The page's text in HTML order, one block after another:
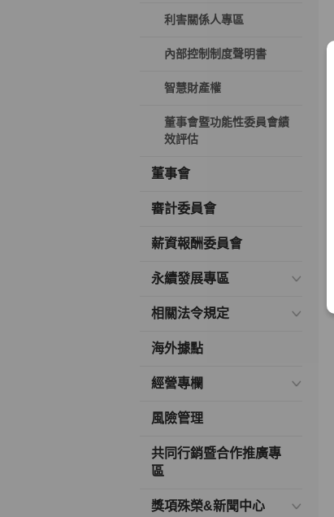
利害關係人專區
內部控制制度聲明書
智慧財產權
董事會暨功能性委員會績
效評估
董事會
審計委員會
薪資報酬委員會
永續發展專區
相關法令規定
海外據點
經營專欄
風險管理
共同行銷暨合作推廣專
區
獎項殊榮&新聞中心